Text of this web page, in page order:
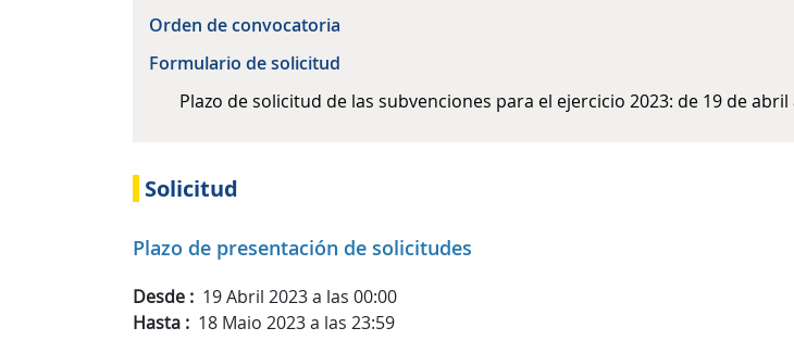
Orden de convocatoria
Formulario de solicitud
Plazo de solicitud de las subvenciones para el ejercicio 2023: de 19 de
Solicitud
Plazo de presentación de solicitudes
Desde
19 Abril 2023 a las 00:00
Hasta
18 Maio 2023 a las 23:59